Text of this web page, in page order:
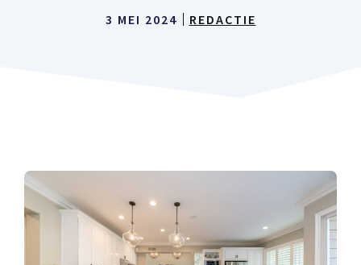
3 MEI 2024 REDACTIE